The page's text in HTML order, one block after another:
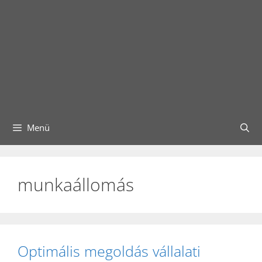
Menü
munkaállomás
Optimális megoldás vállalati